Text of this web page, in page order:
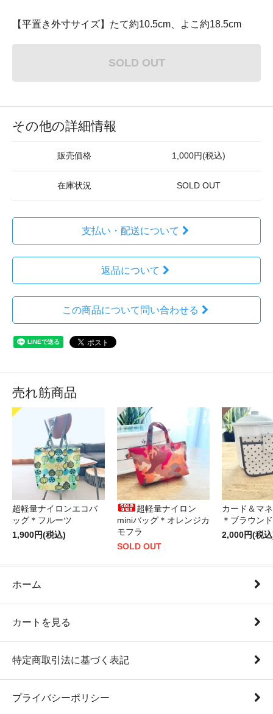
【平置き外寸サイズ】たて約10.5cm、よこ約18.5cm
SOLD OUT
その他の詳細情報
販売価格 1,000円(税込)
在庫状況 SOLD OUT
支払い・配送について
返品について
この商品について問い合わせる
売れ筋商品
超軽量ナイロンエコバ
ッグ＊フルーツ
1,900円(税込)
超軽量ナイロン
miniバッグ＊オレンジカ
モフラ
SOLD OUT
カード＆マ
＊ブラウン
2,000円(税
ホーム
カートを見る
特定商取引法に基づく表記
プライバシーポリシー